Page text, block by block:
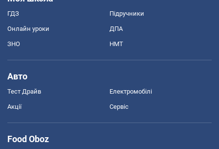
ГДЗ Підручники
Онлайн уроки ДПА
ЗНО НМТ
Авто
Тест Драйв Електромобілі
Акції Сервіс
Food Oboz